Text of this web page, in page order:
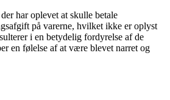
har oplevet at skulle betale
på varerne, hvilket ikke er oplyst
i en betydelig fordyrelse af de
en følelse af at være blevet narret og